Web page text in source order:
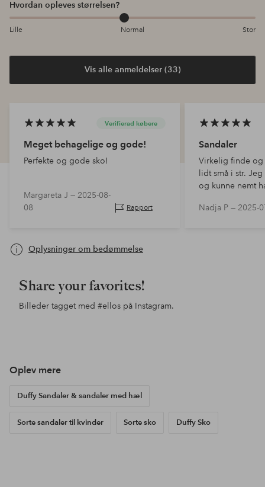
Hvordan opleves størrelsen?
Lille Normal Stor
Vis alle anmeldelser (33)
Verifierad købere
Meget behagelige og gode!
Perfekte og gode sko!
Margareta J — 2025-08-
08
Rapport
Sandaler
Virkelig finde og
lidt små i str.
og kunne nemt
Nadja P — 2025-
Oplysninger om bedømmelse
Share your favorites!
Billeder tagget med #ellos på Instagram.
Oplev mere
Duffy Sandaler & sandaler med hæl
Sorte sandaler til kvinder Sorte sko Duffy Sko